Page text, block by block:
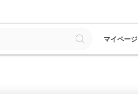
マイページ